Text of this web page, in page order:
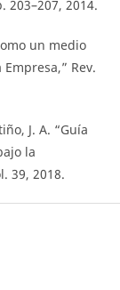
203–207, 2014.
un medio
Rev.
J. A. “Guía
la
39, 2018.